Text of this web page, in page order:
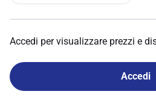
Accedi per visualizzare prezzi e
Accedi